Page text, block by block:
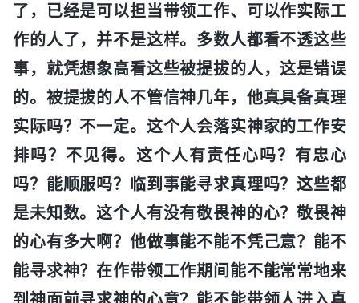
了，已经是可以担当带领工作、可以作实际工
作的人了，并不是这样。多数人都看不透这些
事，就凭想象高看这些被提拔的人，这是错误
的。被提拔的人不管信神几年，他真具备真理
实际吗？不一定。这个人会落实神家的工作安
排吗？不见得。这个人有责任心吗？有忠心
吗？能顺服吗？临到事能寻求真理吗？这些都
是未知数。这个人有没有敬畏神的心？敬畏神
的心有多大啊？他做事能不能不凭己意？能不
能寻求神？在作带领工作期间能不能常常地来